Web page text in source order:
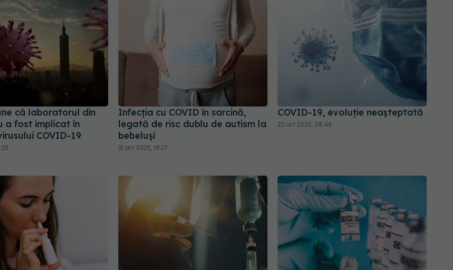
că laboratorul din
a fost implicat în
COVID-19
Infecția cu COVID în sarcină,
legată de risc dublu de autism la
bebeluși
31 oct 2025, 19:27
COVID-19, evoluție neașteptată
22 oct 2025, 08:48